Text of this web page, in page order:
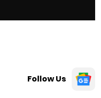
Follow Us